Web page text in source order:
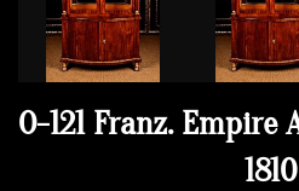
O-121 Franz.
1810